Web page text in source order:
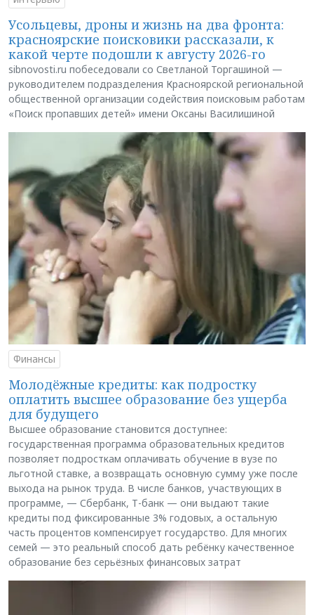
Усольцевы, дроны и жизнь на два фронта:
красноярские поисковики рассказали, к
какой черте подошли к августу 2026-го
sibnovosti.ru побеседовали со Светланой Торгашиной —
руководителем подразделения Красноярской региональной
общественной организации содействия поисковым работам
«Поиск пропавших детей» имени Оксаны Василишиной
Финансы
Молодёжные кредиты: как подростку
оплатить высшее образование без ущерба
для будущего
Высшее образование становится доступнее:
государственная программа образовательных кредитов
позволяет подросткам оплачивать обучение в вузе по
льготной ставке, а возвращать основную сумму уже после
выхода на рынок труда. В числе банков, участвующих в
программе, — Сбербанк, Т-банк — они выдают такие
кредиты под фиксированные 3% годовых, а остальную
часть процентов компенсирует государство. Для многих
семей — это реальный способ дать ребёнку качественное
образование без серьёзных финансовых затрат